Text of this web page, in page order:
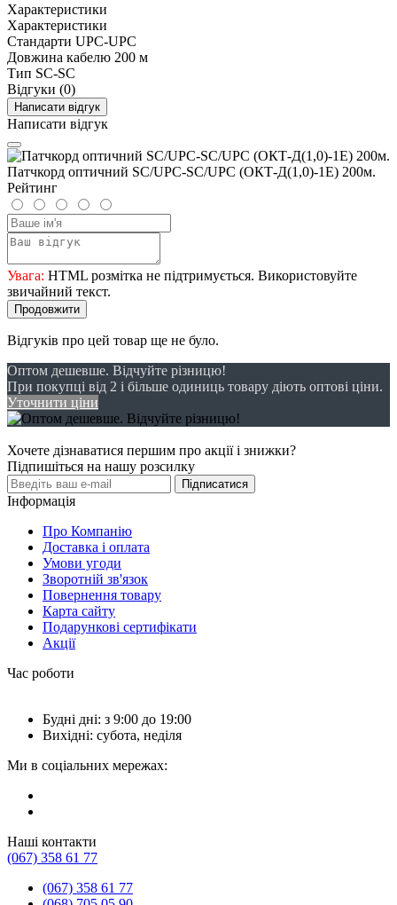
Характеристики
Характеристики
Стандарти UPC-UPC
Довжина кабелю 200 м
Тип SC-SC
Відгуки (0)
Написати відгук
Написати відгук
Патчкорд оптичний SC/UPC-SC/UPC (ОКТ-Д(1,0)-1Е) 200м.
Рейтинг
Увага: HTML розмітка не підтримується. Використовуйте
звичайний текст.
Продовжити
Відгуків про цей товар ще не було.
Оптом дешевше. Відчуйте різницю!
При покупці від 2 і більше одиниць товару діють оптові ціни.
Уточнити ціни
Хочете дізнаватися першим про акції і знижки?
Підпишіться на нашу розсилку
Підписатися
Інформація
Про Компанію
Доставка і оплата
Умови угоди
Зворотній зв'язок
Повернення товару
Карта сайту
Подарункові сертифікати
Акції
Час роботи
Будні дні: з 9:00 до 19:00
Вихідні: субота, неділя
Ми в соціальних мережах:
Наші контакти
(067) 358 61 77
(067) 358 61 77